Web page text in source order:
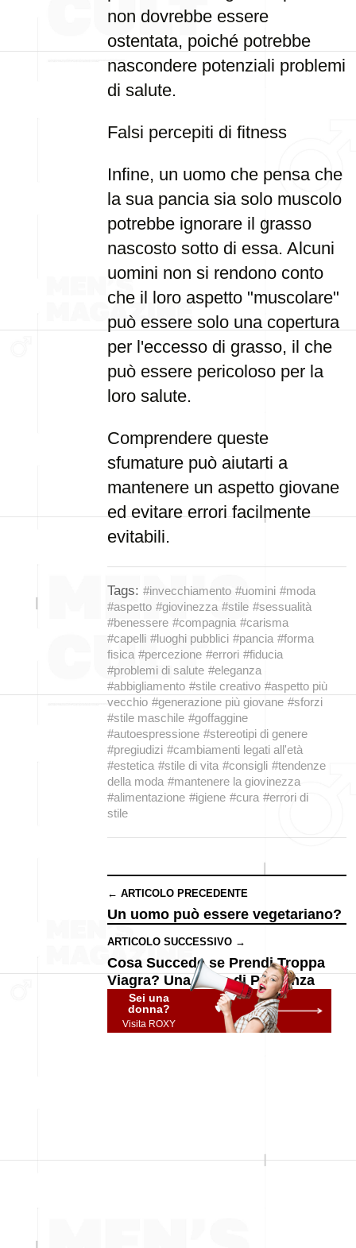
non dovrebbe essere
ostentata, poiché potrebbe
nascondere potenziali problemi
di salute.
Falsi percepiti di fitness
Infine, un uomo che pensa che
la sua pancia sia solo muscolo
potrebbe ignorare il grasso
nascosto sotto di essa. Alcuni
uomini non si rendono conto
che il loro aspetto "muscolare"
può essere solo una copertura
per l'eccesso di grasso, il che
può essere pericoloso per la
loro salute.
Comprendere queste
sfumature può aiutarti a
mantenere un aspetto giovane
ed evitare errori facilmente
evitabili.
Tags: #invecchiamento #uomini #moda
#aspetto #giovinezza #stile #sessualità
#benessere #compagnia #carisma
#capelli #luoghi pubblici #pancia #forma
fisica #percezione #errori #fiducia
#problemi di salute #eleganza
#abbigliamento #stile creativo #aspetto più
vecchio #generazione più giovane #sforzi
#stile maschile #goffaggine
#autoespressione #stereotipi di genere
#pregiudizi #cambiamenti legati all'età
#estetica #stile di vita #consigli #tendenze
della moda #mantenere la giovinezza
#alimentazione #igiene #cura #errori di
stile
← ARTICOLO PRECEDENTE
Un uomo può essere vegetariano?
ARTICOLO SUCCESSIVO →
Cosa Succede se Prendi Troppa
Viagra? Una Dose di Prudenza
Sei una
donna?
Visita ROXY